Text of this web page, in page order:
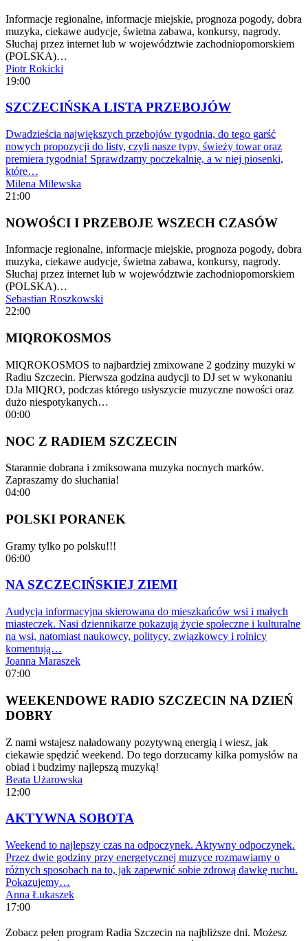
Informacje regionalne, informacje miejskie, prognoza pogody, dobra
muzyka, ciekawe audycje, świetna zabawa, konkursy, nagrody.
Słuchaj przez internet lub w województwie zachodniopomorskiem
(POLSKA)…
Piotr Rokicki
19:00
SZCZECIŃSKA LISTA PRZEBOJÓW
Dwadzieścia największych przebojów tygodnia, do tego garść
nowych propozycji do listy, czyli nasze typy, świeży towar oraz
premiera tygodnia! Sprawdzamy poczekalnię, a w niej piosenki,
które…
Milena Milewska
21:00
NOWOŚCI I PRZEBOJE WSZECH CZASÓW
Informacje regionalne, informacje miejskie, prognoza pogody, dobra
muzyka, ciekawe audycje, świetna zabawa, konkursy, nagrody.
Słuchaj przez internet lub w województwie zachodniopomorskiem
(POLSKA)…
Sebastian Roszkowski
22:00
MIQROKOSMOS
MIQROKOSMOS to najbardziej zmixowane 2 godziny muzyki w
Radiu Szczecin. Pierwsza godzina audycji to DJ set w wykonaniu
DJa MIQRO, podczas którego usłyszycie muzyczne nowości oraz
dużo niespotykanych…
00:00
NOC Z RADIEM SZCZECIN
Starannie dobrana i zmiksowana muzyka nocnych marków.
Zapraszamy do słuchania!
04:00
POLSKI PORANEK
Gramy tylko po polsku!!!
06:00
NA SZCZECIŃSKIEJ ZIEMI
Audycja informacyjna skierowana do mieszkańców wsi i małych
miasteczek. Nasi dziennikarze pokazują życie społeczne i kulturalne
na wsi, natomiast naukowcy, politycy, związkowcy i rolnicy
komentują…
Joanna Maraszek
07:00
WEEKENDOWE RADIO SZCZECIN NA DZIEŃ
DOBRY
Z nami wstajesz naładowany pozytywną energią i wiesz, jak
ciekawie spędzić weekend. Do tego dorzucamy kilka pomysłów na
obiad i budzimy najlepszą muzyką!
Beata Użarowska
12:00
AKTYWNA SOBOTA
Weekend to najlepszy czas na odpoczynek. Aktywny odpoczynek.
Przez dwie godziny przy energetycznej muzyce rozmawiamy o
różnych sposobach na to, jak zapewnić sobie zdrową dawkę ruchu.
Pokazujemy…
Anna Łukaszek
17:00
Zobacz pełen program Radia Szczecin na najbliższe dni. Możesz